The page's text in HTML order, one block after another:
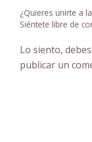
¿Quieres unirte a
Siéntete libre de
Lo siento,
publicar un